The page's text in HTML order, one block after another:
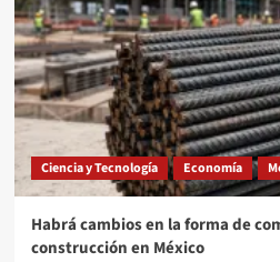
Ciencia y Tecnología Economía
Habrá cambios en la forma de
construcción en México